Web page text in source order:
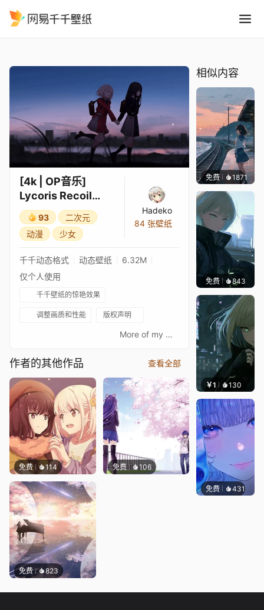
[4k | OP音乐]
Lycoris Recoil
Chisato Nishikigi
and Takina Inoue
93
二次元
动漫
少女
Hadeko
84 张壁纸
千千动态格式 动态壁纸
6.32M
仅个人使用
千千壁纸的惊艳效果
调整画质和性能 版权声明
⠀⠀⠀⠀⠀⠀⠀⠀⠀⠀⠀⠀⠀⠀⠀⠀⠀More of my Wallpapers are here: https://steamcommunity.com/id/superfrost/myworkshopfiles/If you like my Wallpaper, subscribe to me in the steam workshop, so you will not miss the new cool Wallpaper!Other anime titles:Ликорис Рикоилリコリス・リコイルТакина Иноуэ井ノ上 たきなOPОпенингТисато НисикигиAnimeАниме
作者的其他作品 查看全部
免费 114 免费 106
免费 823
相似内容
免费 1871辰东
免费 843辰东
￥1 130
免费 431辰东